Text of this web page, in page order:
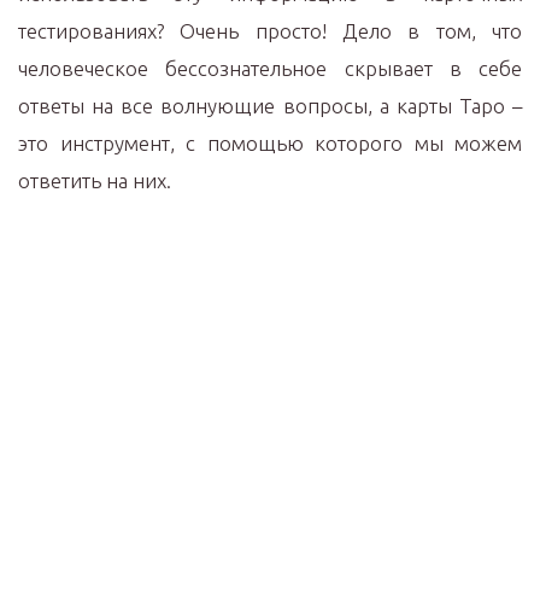
тестированиях? Очень просто! Дело в том, что
человеческое бессознательное скрывает в себе
ответы на все волнующие вопросы, а карты Таро –
это инструмент, с помощью которого мы можем
ответить на них.